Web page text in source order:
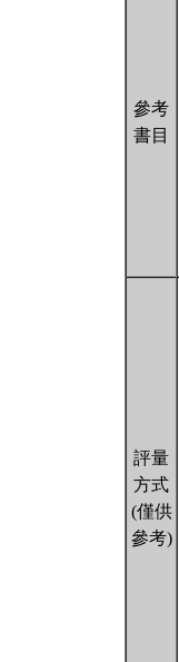
參考
書目
評量
方式
(僅供
參考)